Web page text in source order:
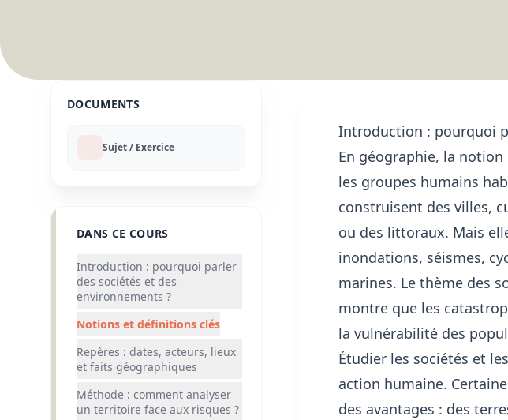
DOCUMENTS
Sujet / Exercice
DANS CE COURS
Introduction : pourquoi parler
des sociétés et des
environnements ?
Notions et définitions clés
Repères : dates, acteurs, lieux
et faits géographiques
Méthode : comment analyser
un territoire face aux risques ?
Introduction : pourquoi
En géographie, la
les groupes humains
construisent des villes,
ou des littoraux. Mais
inondations, séismes,
marines. Le thème des
montre que les
la vulnérabilité des
Étudier les sociétés et
action humaine.
des avantages : des